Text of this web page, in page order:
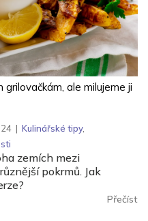
ale milujeme ji
| Kulinářské tipy,
zemích mezi
pokrmů. Jak
Přečíst